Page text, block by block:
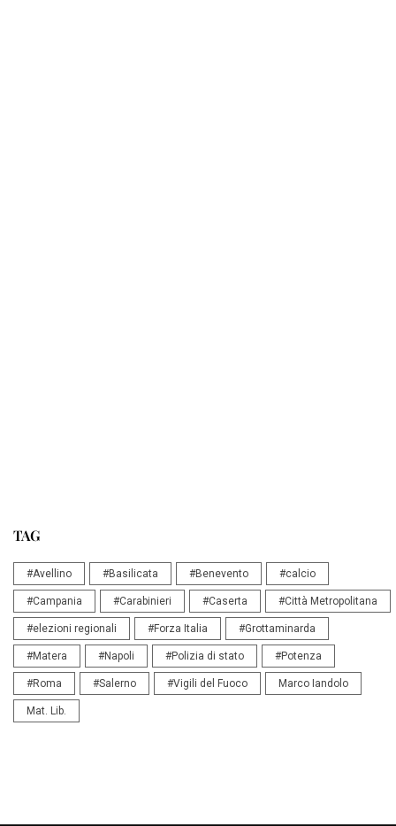
TAG
#Avellino #Basilicata #Benevento #calcio
#Campania #Carabinieri #Caserta #Città Metropolitana
#elezioni regionali #Forza Italia #Grottaminarda
#Matera #Napoli #Polizia di stato #Potenza
#Roma #Salerno #Vigili del Fuoco Marco Iandolo
Mat. Lib.